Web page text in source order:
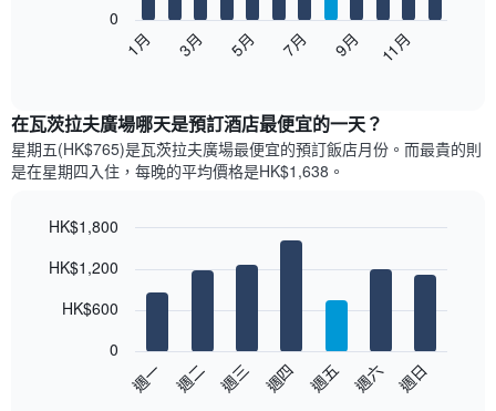
顯
示
每
個
的
間
1月 3月 5月 7月 9月 11月
0
在瓦茨拉夫廣場哪天是預訂酒店最便宜的一天？
星期五(HK$765)是瓦茨拉夫廣場​最便宜的預訂飯店月份。而最貴的則
是在星期四​入住，每晚的平均價格是HK$1,638​​。
chart
graphic.
週一 週二 週三 週四 週五 週六 週日
0
HK$600
HK$1,200
HK$1,800